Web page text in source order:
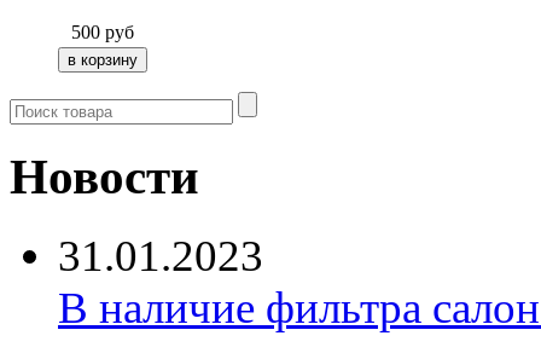
500 руб
Новости
31.01.2023
В наличие фильтра